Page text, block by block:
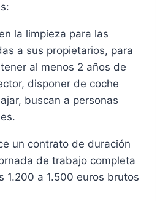
la limpieza para las
a sus propietarios, para
al menos 2 años de
disponer de coche
buscan a personas
un contrato de duración
de trabajo completa
1.200 a 1.500 euros brutos